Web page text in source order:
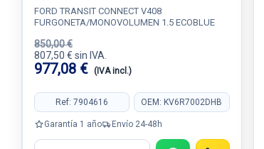
FORD TRANSIT CONNECT V408
FURGONETA/MONOVOLUMEN 1.5 ECOBLUE
850,00 €
807,50 € sin IVA.
977,08 € (IVA incl.)
Ref: 7904616 OEM: KV6R7002DHB
Garantía 1 año Envío 24-48h